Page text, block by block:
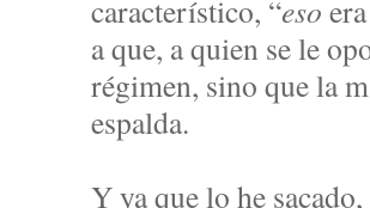
característico, “eso
a que, a quien se le
régimen, sino que la
espalda.
Y ya que lo he